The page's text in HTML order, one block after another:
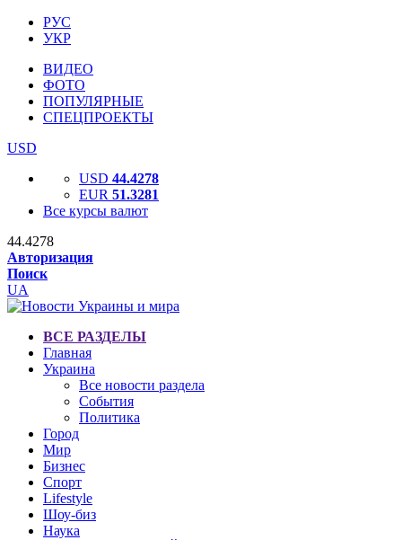
РУС
УКР
ВИДЕО
ФОТО
ПОПУЛЯРНЫЕ
СПЕЦПРОЕКТЫ
USD
USD 44.4278
EUR 51.3281
Все курсы валют
44.4278
Авторизация
Поиск
UA
ВСЕ РАЗДЕЛЫ
Главная
Украина
Все новости раздела
События
Политика
Город
Мир
Бизнес
Спорт
Lifestyle
Шоу-биз
Наука